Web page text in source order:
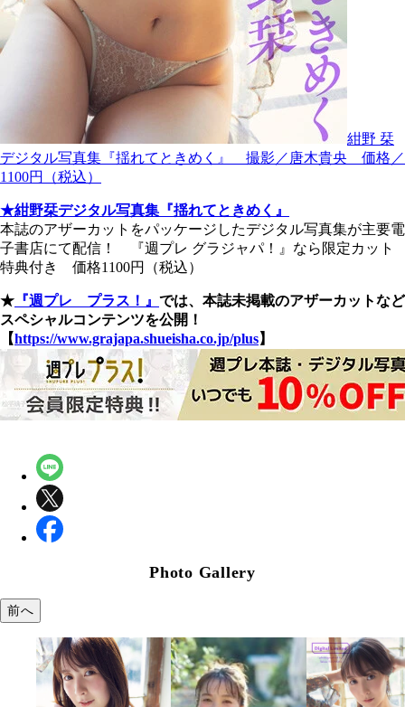
紺野 栞
デジタル写真集『揺れてときめく』 撮影／唐木貴央 価格／
1100円（税込）
★紺野栞デジタル写真集『揺れてときめく』
本誌のアザーカットをパッケージしたデジタル写真集が主要電
子書店にて配信！ 『週プレ グラジャパ！』なら限定カット
特典付き 価格1100円（税込）
★ 『週プレ プラス！』 では、本誌未掲載のアザーカットなど
スペシャルコンテンツを公開！
【https://www.grajapa.shueisha.co.jp/plus】
Photo Gallery
前へ